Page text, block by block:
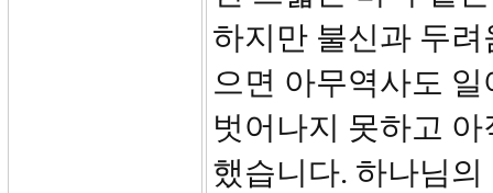
하지만 불신과 두
으면 아무역사도
벗어나지 못하고
했습니다. 하나님